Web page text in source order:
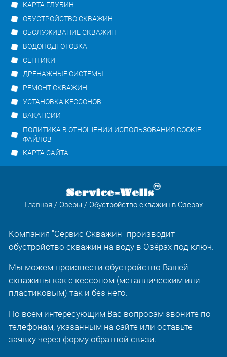
КАРТА ГЛУБИН
ОБУСТРОЙСТВО СКВАЖИН
ОБСЛУЖИВАНИЕ СКВАЖИН
ВОДОПОДГОТОВКА
СЕПТИКИ
ДРЕНАЖНЫЕ СИСТЕМЫ
РЕМОНТ СКВАЖИН
УСТАНОВКА КЕССОНОВ
ВАКАНСИИ
ПОЛИТИКА В ОТНОШЕНИИ ИСПОЛЬЗОВАНИЯ COOKIE-
ФАЙЛОВ
КАРТА САЙТА
Главная / Озёры / Обустройство скважин в Озёрах
Компания "Сервис Скважин" производит
обустройство скважин на воду в Озёрах под ключ.
Мы можем произвести обустройство Вашей
скважины как с кессоном (металлическим или
пластиковым) так и без него.
По всем интересующим Вас вопросам звоните по
телефонам, указанным на сайте или оставьте
заявку через форму обратной связи.